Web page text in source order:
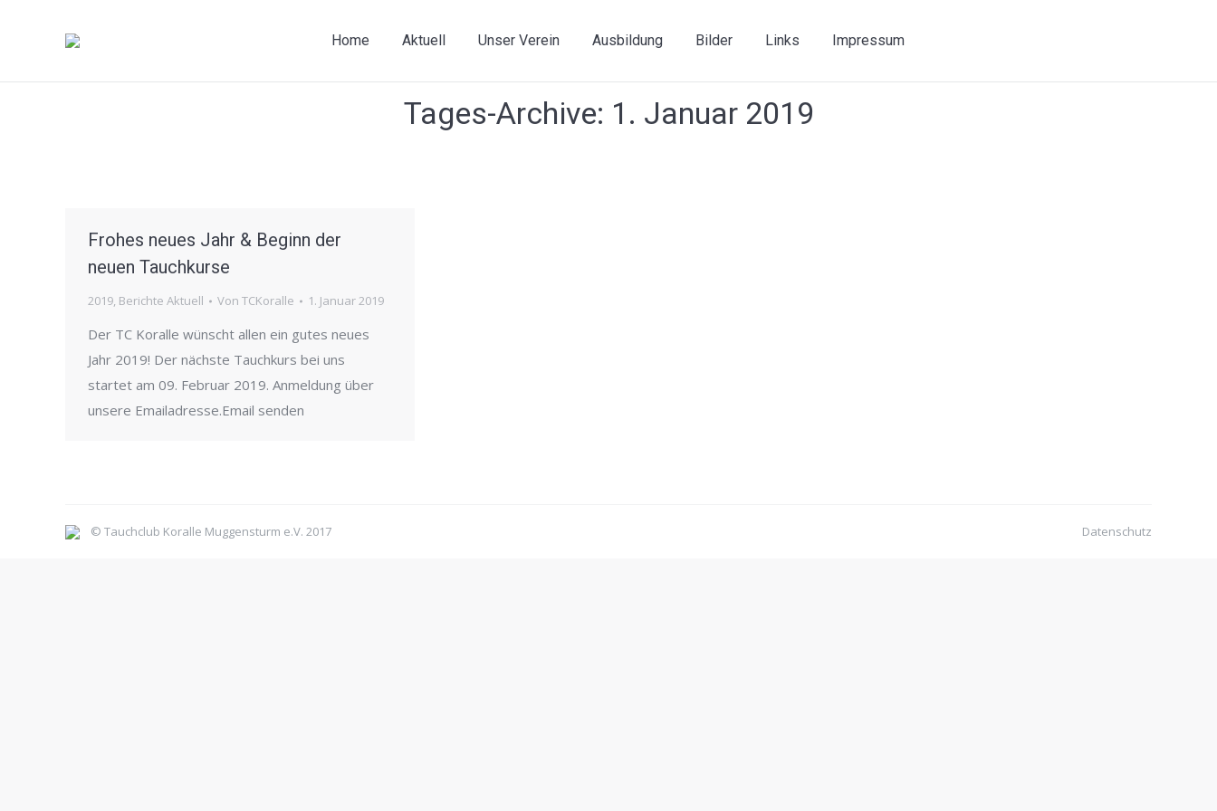
Home Aktuell Unser Verein Ausbildung Bilder Links Impressum
Tages-Archive: 1. Januar 2019
Frohes neues Jahr & Beginn der
neuen Tauchkurse
2019, Berichte Aktuell Von TCKoralle 1. Januar 2019
Der TC Koralle wünscht allen ein gutes neues
Jahr 2019! Der nächste Tauchkurs bei uns
startet am 09. Februar 2019. Anmeldung über
unsere Emailadresse.Email senden
© Tauchclub Koralle Muggensturm e.V. 2017 Datenschutz